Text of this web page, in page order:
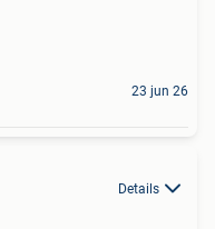
23 jun 26
Details